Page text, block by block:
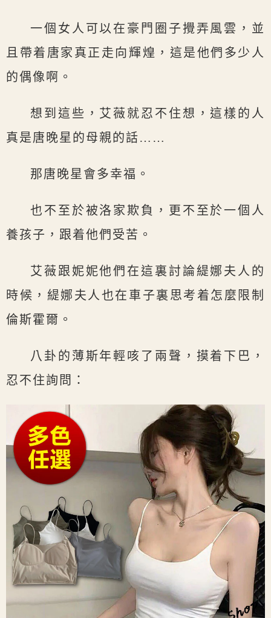
一個女人可以在豪門圈子攪弄風雲，並
且帶着唐家真正走向輝煌，這是他們多少人
的偶像啊。
想到這些，艾薇就忍不住想，這樣的人
真是唐晚星的母親的話……
那唐晚星會多幸福。
也不至於被洛家欺負，更不至於一個人
養孩子，跟着他們受苦。
艾薇跟妮妮他們在這裏討論緹娜夫人的
時候，緹娜夫人也在車子裏思考着怎麼限制
倫斯霍爾。
八卦的薄斯年輕咳了兩聲，摸着下巴，
忍不住詢問：